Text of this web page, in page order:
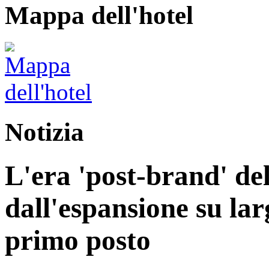
Mappa dell'hotel
Notizia
L'era 'post-brand'
dall'espansione su
primo posto